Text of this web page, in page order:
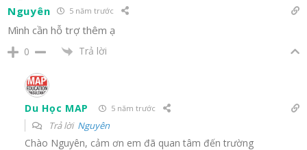
Nguyên 5 năm trước
Mình cần hỗ trợ thêm ạ
0 Trả lời
Du Học MAP 5 năm trước
Trả lời Nguyên
Chào Nguyên, cảm ơn em đã quan tâm đến trường